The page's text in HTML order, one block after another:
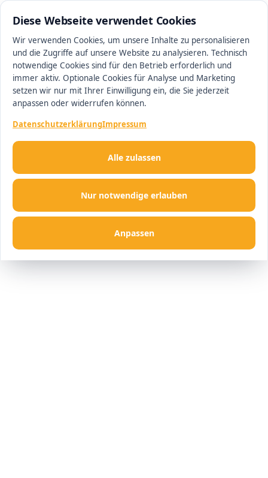
Diese Webseite verwendet Cookies
Wir verwenden Cookies, um unsere Inhalte zu personalisieren
und die Zugriffe auf unsere Website zu analysieren. Technisch
notwendige Cookies sind für den Betrieb erforderlich und
immer aktiv. Optionale Cookies für Analyse und Marketing
setzen wir nur mit Ihrer Einwilligung ein, die Sie jederzeit
anpassen oder widerrufen können.
DatenschutzerklärungImpressum
Nur notwendige erlauben
Anpassen
Alle zulassen